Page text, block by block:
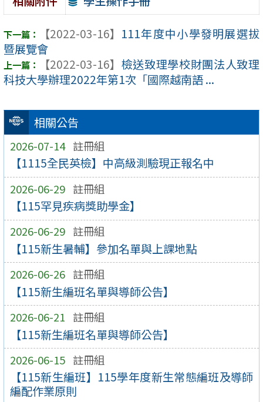
相關公告
2026-07-14 註冊組
【1115全民英檢】中高級測驗現正報名中
2026-06-29 註冊組
【115罕見疾病獎助學金】
2026-06-29 註冊組
【115新生暑輔】參加名單與上課地點
2026-06-26 註冊組
【115新生編班名單與導師公告】
2026-06-21 註冊組
【115新生編班名單與導師公告】
2026-06-15 註冊組
【115新生編班】115學年度新生常態編班及導師
編配作業原則
【2022-03-16】 111年度中小學發明展選拔
暨展覽會
【2022-03-16】 檢送致理學校財團法人致理
科技大學辦理2022年第1次「國際越南語 ...